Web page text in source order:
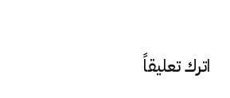
اترك تعليقاً